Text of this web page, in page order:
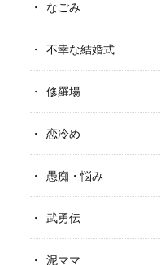
なごみ
不幸な結婚式
修羅場
恋冷め
愚痴・悩み
武勇伝
泥ママ